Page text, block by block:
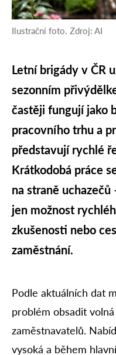
Ilustrační foto. Zdroj: AI
Letní brigády v ČR
sezonním
častěji fungují jako
pracovního trhu a
představují rychlé
Krátkodobá práce
na straně
jen možnost
zkušenosti nebo
zaměstnání.
Podle aktuálních dat
problém obsadit
zaměstnavatelů.
vysoká a během